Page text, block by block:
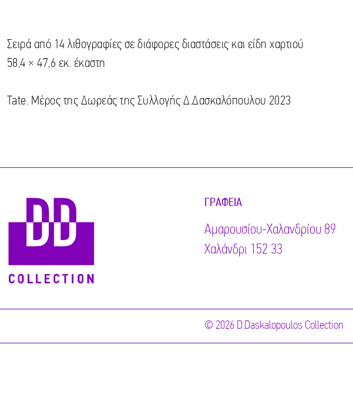
Σειρά από 14 λιθογραφίες σε διάφορες διαστάσεις και είδη χαρτιού
58,4 × 47,6 εκ. έκαστη
Tate. Μέρος της Δωρεάς της Συλλογής Δ.Δασκαλόπουλου 2023
ΓΡΑΦΕΊΑ
Αμαρουσίου-Χαλανδρίου 89
Χαλάνδρι 152 33
© 2026 D.Daskalopoulos Collection